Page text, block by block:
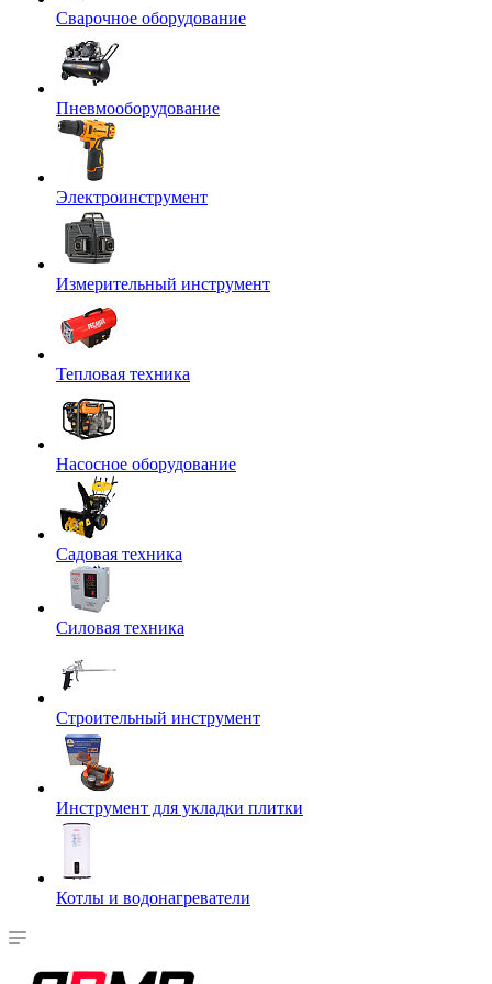
Сварочное оборудование
Пневмооборудование
Электроинструмент
Измерительный инструмент
Тепловая техника
Насосное оборудование
Садовая техника
Силовая техника
Строительный инструмент
Инструмент для укладки плитки
Котлы и водонагреватели